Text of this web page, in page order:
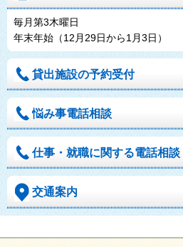
毎月第3木曜日
年末年始（12月29日から1月3日）
貸出施設の予約受付
悩み事電話相談
仕事・就職に関する電話相談
交通案内